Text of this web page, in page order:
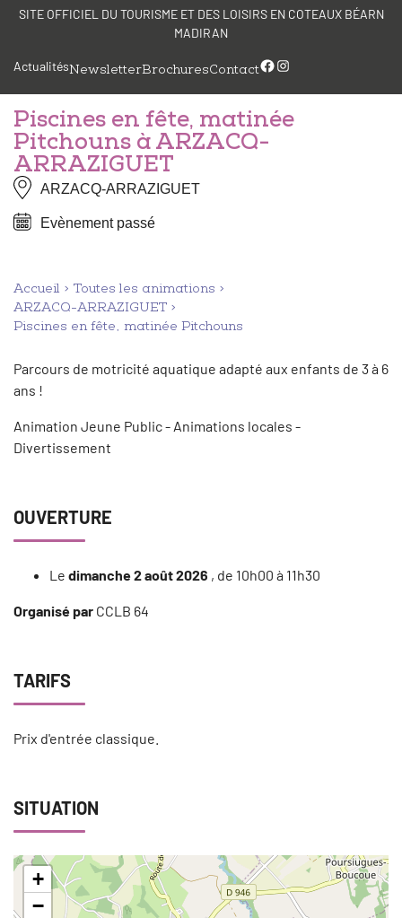
Panneau de gestion des cookies
AllerSITE OFFICIEL DU TOURISME ET DES LOISIRS EN COTEAUX BÉARN
MADIRAN
ActualitésNewsletterBrochuresContactFacebook
Instagram
Piscines en fête, matinée
Pitchouns à ARZACQ-
ARRAZIGUET
ARZACQ-ARRAZIGUET
Evènement passé
Accueil
Toutes les animations
ARZACQ-ARRAZIGUET
Piscines en fête, matinée Pitchouns
Parcours de motricité aquatique adapté aux enfants de 3 à 6
ans !
Animation Jeune Public - Animations locales -
Divertissement
OUVERTURE
Le dimanche 2 août 2026 , de 10h00 à 11h30
Organisé par CCLB 64
TARIFS
Prix d'entrée classique.
SITUATION
+
−